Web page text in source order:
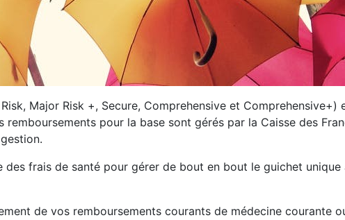
Major Risk +, Secure, Comprehensive et Comprehensive+)
pour la base sont gérés par la Caisse des
frais de santé pour gérer de bout en bout le guichet unique
de vos remboursements courants de médecine courante